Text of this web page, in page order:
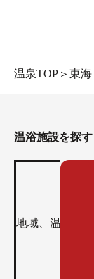
温泉TOP ＞ 東海
温浴施設を探す